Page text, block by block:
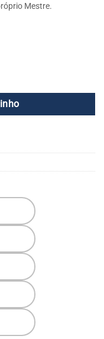
Mestre.
quantidade